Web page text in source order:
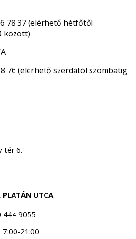
78 37 (elérhető hétfőtől
között)
76 (elérhető szerdától szombatig
tér 6.
PLATÁN UTCA
444 9055
7:00-21:00